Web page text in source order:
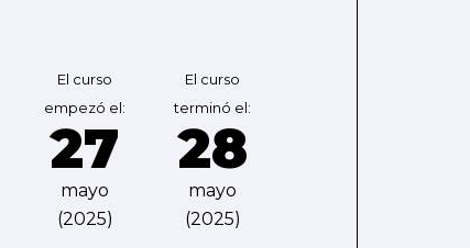
El curso
empezó el:
27
mayo
(2025)
El curso
terminó el:
28
mayo
(2025)